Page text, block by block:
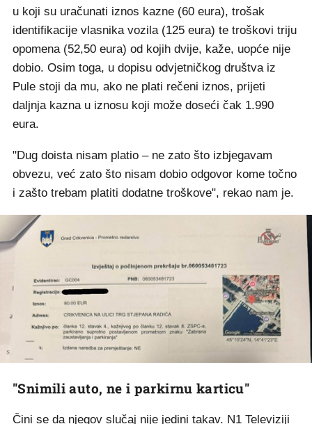
u koji su uračunati iznos kazne (60 eura), trošak
identifikacije vlasnika vozila (125 eura) te troškovi triju
opomena (52,50 eura) od kojih dvije, kaže, uopće nije
dobio. Osim toga, u dopisu odvjetničkog društva iz
Pule stoji da mu, ako ne plati rečeni iznos, prijeti
daljnja kazna u iznosu koji može doseći čak 1.990
eura.
"Dug doista nisam platio – ne zato što izbjegavam
obvezu, već zato što nisam dobio odgovor kome točno
i zašto trebam platiti dodatne troškove", rekao nam je.
"Snimili auto, ne i parkirnu karticu"
Čini se da njegov slučaj nije jedini takav. N1 Televiziji